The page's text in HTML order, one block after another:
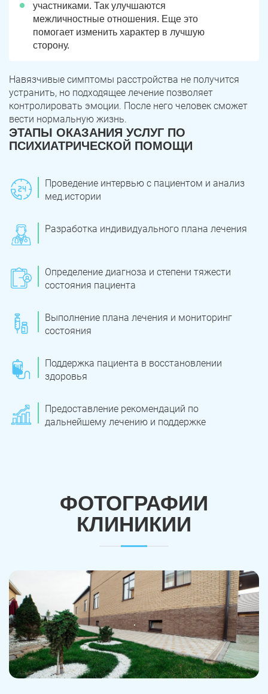
участниками. Так улучшаются
межличностные отношения. Еще это
помогает изменить характер в лучшую
сторону.
Навязчивые симптомы расстройства не получится
устранить, но подходящее лечение позволяет
контролировать эмоции. После него человек сможет
вести нормальную жизнь.
ЭТАПЫ ОКАЗАНИЯ УСЛУГ ПО
ПСИХИАТРИЧЕСКОЙ ПОМОЩИ
Проведение интервью с пациентом и анализ
мед.истории
Разработка индивидуального плана лечения
Определение диагноза и степени тяжести
состояния пациента
Выполнение плана лечения и мониторинг
состояния
Поддержка пациента в восстановлении
здоровья
Предоставление рекомендаций по
дальнейшему лечению и поддержке
ФОТОГРАФИИ
КЛИНИКИИ
Я ознакомлен и принимаюусловия работы сайта
Задать вопрос
Я ознакомлен и принимаю
Я ознакомлен и принимаюусловия работы сайта
Юрюзань Верхнеуральск
Локомотивный Миньяр
Катав-Ивановск Куса
Пласт Бакал
Усть-Катав Верхний Уфалей
Аша Трехгорный
Копейск Миасс
Я ознакомлен и принимаюусловия работы сайта